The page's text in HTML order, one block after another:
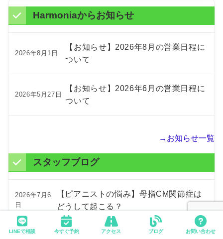
Harmoniaからお知らせ
2026年8月1日
【お知らせ】2026年8月の営業日程に
ついて
2026年5月27日
【お知らせ】2026年6月の営業日程に
ついて
→お知らせ一覧
スタッフブログ
2026年7月6
日
【ピアニストの悩み】母指CM関節症は
どうして起こる？
2026年5月 産後のつらい坐骨神経痛…お尻から足の
LINEで相談 今すぐ予約 アクセス ブログ お問い合わせ